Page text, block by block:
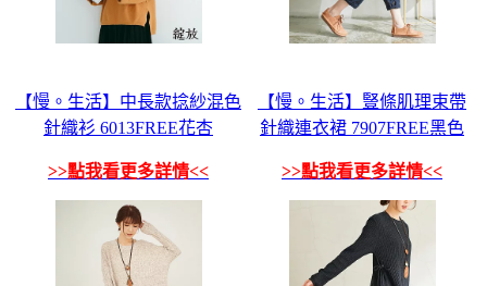
【慢。生活】中長款捻紗混色
針織衫 6013FREE花杏
>>點我看更多詳情<<
【慢。生活】豎條肌理束帶
針織連衣裙 7907FREE黑色
>>點我看更多詳情<<